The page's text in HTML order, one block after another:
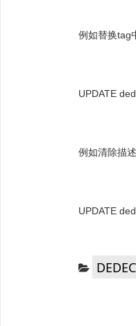
例如替换tag
UPDATE
例如清除描
UPDATE
分